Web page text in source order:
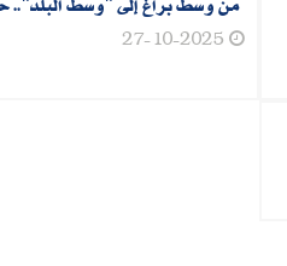
من وسط براغ إلى "وسط البلد"..
27-10-2025